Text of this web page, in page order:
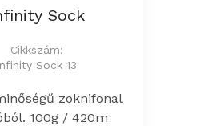
Sock
Cikkszám:
Sock 13
zoknifonal
100g / 420m